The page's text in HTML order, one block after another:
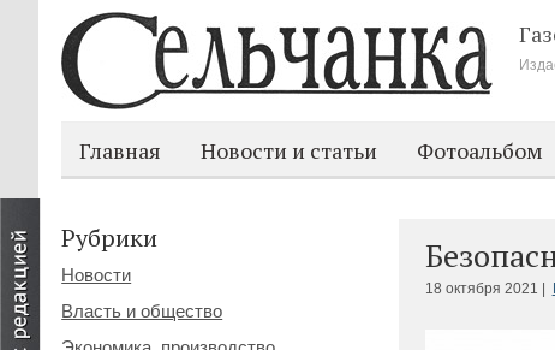
Главная Новости и статьи Фотоальбом
18 октября 2021 |
Рубрики
Новости
Власть и общество